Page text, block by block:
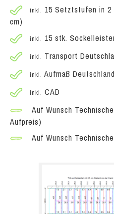
inkl. 15 Setztstufen in
cm)
inkl. 15 stk.
inkl. Transport
inkl. Aufmaß
inkl. CAD
Auf Wunsch
Aufpreis)
Auf Wunsch